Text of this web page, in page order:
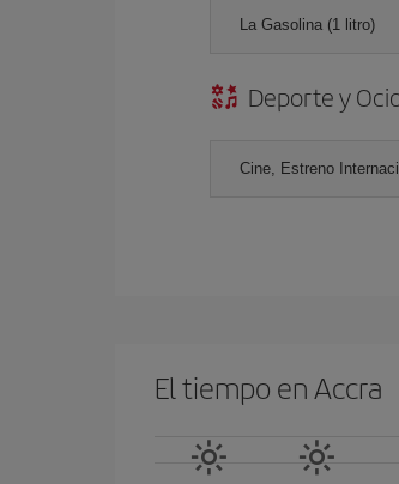
La Gasolina (1 litro)
Deporte y
Cine, Estreno
El tiempo en Accra